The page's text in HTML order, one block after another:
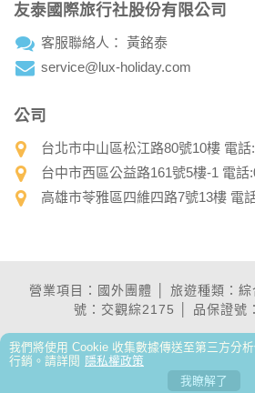
我們將使用 Cookie 收集數據傳送至第三方分
行銷。請詳閱 隱私權政策
我瞭解了
友泰國際旅行社股份有限公司
客服聯絡人： 黃銘泰
service@lux-holiday.com
公司
台北市中山區松江路80號10樓 電話
台中市西區公益路161號5樓-1 電話
高雄市苓雅區四維四路7號13樓 電
營業項目：國外團體 │ 旅遊種類：
號：交觀綜2175 │ 品保證號